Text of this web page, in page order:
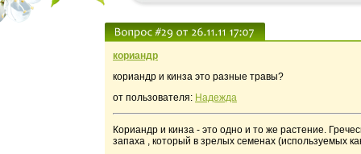
кориандр
кориандр и кинза это разные травы?
от пользователя: Надежда
Кориандр и кинза - это одно и то же растение.
запаха , который в зрелых семенах (используемых